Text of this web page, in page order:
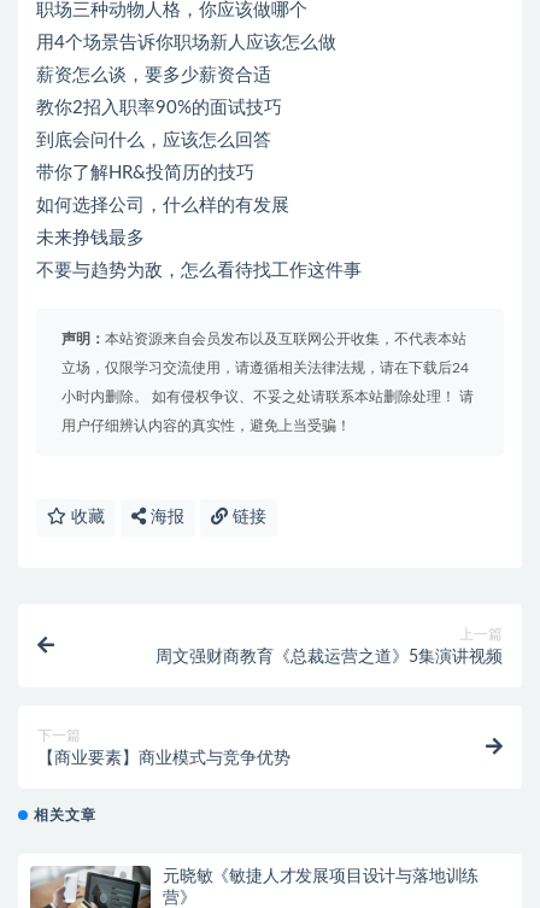
职场三种动物人格，你应该做哪个
用4个场景告诉你职场新人应该怎么做
薪资怎么谈，要多少薪资合适
教你2招入职率90%的面试技巧
到底会问什么，应该怎么回答
带你了解HR&投简历的技巧
如何选择公司，什么样的有发展
未来挣钱最多
不要与趋势为敌，怎么看待找工作这件事
声明： 本站资源来自会员发布以及互联网公开收集，不代表本站
立场，仅限学习交流使用，请遵循相关法律法规，请在下载后24
小时内删除。 如有侵权争议、不妥之处请联系本站删除处理！ 请
用户仔细辨认内容的真实性，避免上当受骗！
收藏 海报 链接
上一篇
周文强财商教育《总裁运营之道》5集演讲视频
下一篇
【商业要素】商业模式与竞争优势
相关文章
元晓敏《敏捷人才发展项目设计与落地训练
营》